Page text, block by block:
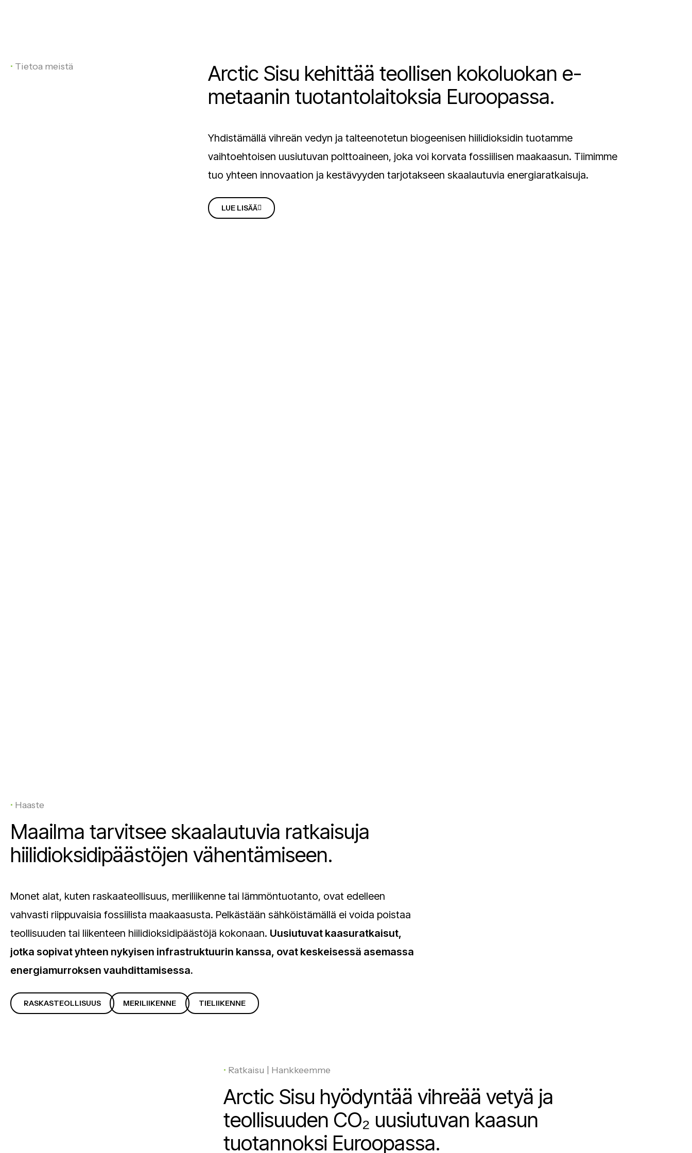
• Tietoa meistä
Arctic Sisu kehittää teollisen kokoluokan e-
metaanin tuotantolaitoksia Euroopassa.
Yhdistämällä vihreän vedyn ja talteenotetun biogeenisen hiilidioksidin tuotamme
vaihtoehtoisen uusiutuvan polttoaineen, joka voi korvata fossiilisen maakaasun. Tiimimme
tuo yhteen innovaation ja kestävyyden tarjotakseen skaalautuvia energiaratkaisuja.
LUE LISÄÄ
• Haaste
Maailma tarvitsee skaalautuvia ratkaisuja
hiilidioksidipäästöjen vähentämiseen.
Monet alat, kuten raskaateollisuus, meriliikenne tai lämmöntuotanto, ovat edelleen
vahvasti riippuvaisia fossiilista maakaasusta. Pelkästään sähköistämällä ei voida poistaa
teollisuuden tai liikenteen hiilidioksidipäästöjä kokonaan. Uusiutuvat kaasuratkaisut,
jotka sopivat yhteen nykyisen infrastruktuurin kanssa, ovat keskeisessä asemassa
energiamurroksen vauhdittamisessa.
RASKASTEOLLISUUS MERILIIKENNE TIELIIKENNE
• Ratkaisu | Hankkeemme
Arctic Sisu hyödyntää vihreää vetyä ja
teollisuuden CO₂ uusiutuvan kaasun
tuotannoksi Euroopassa.